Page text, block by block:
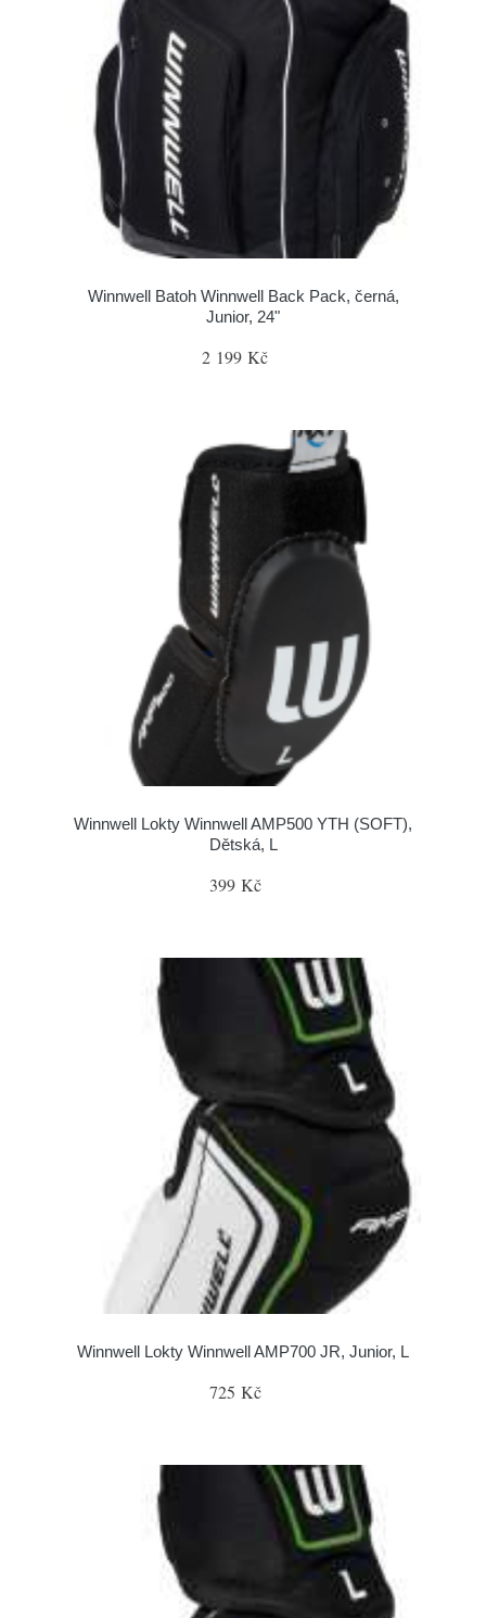
Winnwell Batoh Winnwell Back Pack, černá,
Junior, 24"
2 199 Kč
Winnwell Lokty Winnwell AMP500 YTH (SOFT),
Dětská, L
399 Kč
Winnwell Lokty Winnwell AMP700 JR, Junior, L
725 Kč